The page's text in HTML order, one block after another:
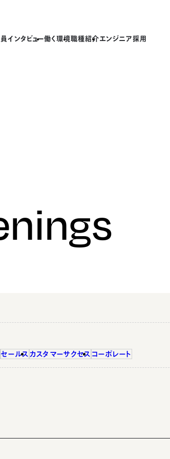
インタビュー働く環境職種紹介エンジニア採用
セールス カスタマーサクセス コーポレート